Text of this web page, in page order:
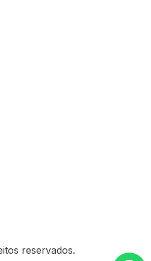
reservados.